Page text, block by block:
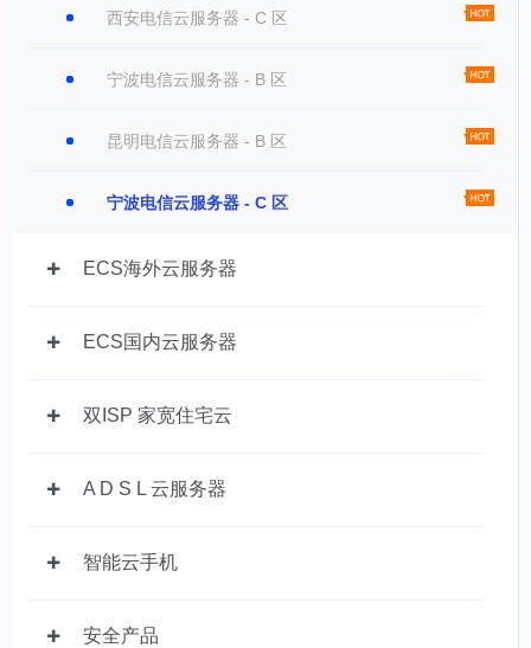
西安电信云服务器 - C 区
宁波电信云服务器 - B 区
昆明电信云服务器 - B 区
宁波电信云服务器 - C 区
ECS海外云服务器
ECS国内云服务器
双ISP 家宽住宅云
A D S L 云服务器
智能云手机
安全产品